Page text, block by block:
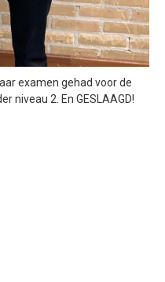
examen gehad voor de
niveau 2. En GESLAAGD!